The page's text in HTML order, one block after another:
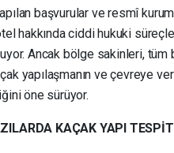
başvurular ve resmî
hakkında ciddi hukuki
Ancak bölge sakinleri, tüm
yapılaşmanın ve çevreye
öne sürüyor.
KAÇAK YAPI